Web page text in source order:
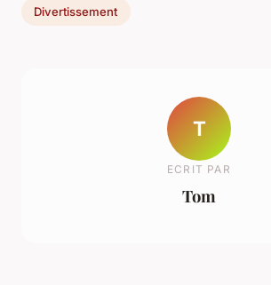
Divertissement
T
ECRIT PAR
Tom